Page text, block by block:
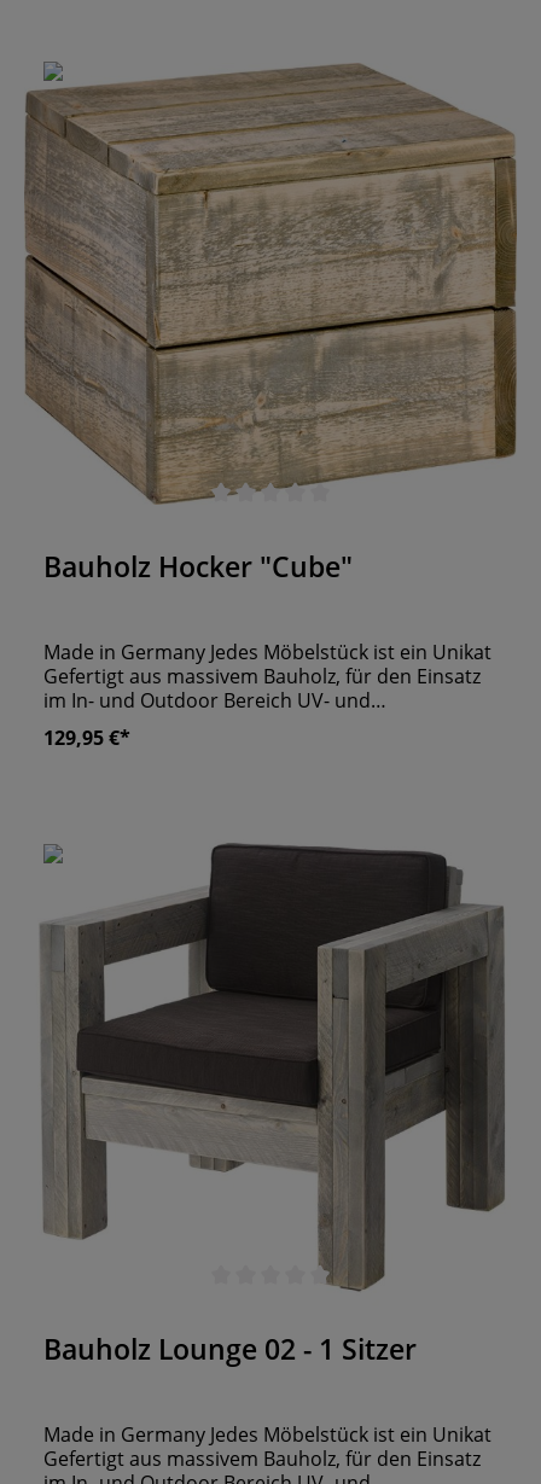
anregende Gespräche bietet eine verzinkte
Stahlverstrebung. Die zwei äußeren Tischbeine
stehen einer geselligen Atmosphäre nicht im
Wege. Passend zu Ihrem Lokal können Sie
zwischen vier Beiztönen wählen. Natur pur für
eine schöne Gestaltung Ihrer Außengastronomie.
Made in Germany Jedes Möbelstück ist ein Unikat
Gefertigt aus massivem Bauholz, für den Einsatz
im In- und Outdoor Bereich UV- und
Wetterbeständig mit verzinkter Stahlverstrebung
Bauholz Hocker "Cube"
Made in Germany Jedes Möbelstück ist ein Unikat
Gefertigt aus massivem Bauholz, für den Einsatz
im In- und Outdoor Bereich UV- und
Wetterbeständig
129,95 €*
Bauholz Lounge 02 - 1 Sitzer
Made in Germany Jedes Möbelstück ist ein Unikat
Gefertigt aus massivem Bauholz, für den Einsatz